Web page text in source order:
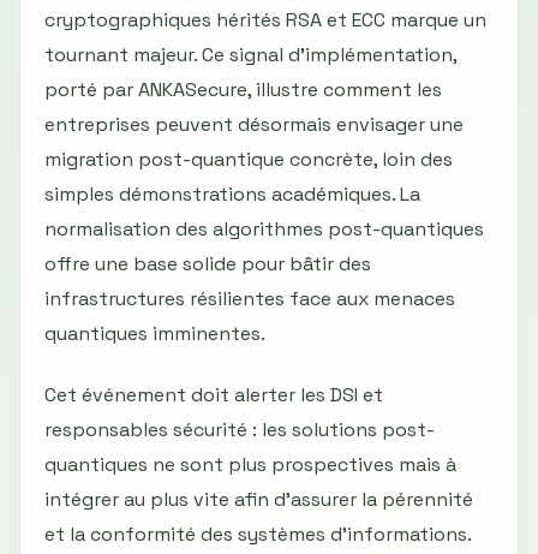
cryptographiques hérités RSA et ECC marque un
tournant majeur. Ce signal d'implémentation,
porté par ANKASecure, illustre comment les
entreprises peuvent désormais envisager une
migration post-quantique concrète, loin des
simples démonstrations académiques. La
normalisation des algorithmes post-quantiques
offre une base solide pour bâtir des
infrastructures résilientes face aux menaces
quantiques imminentes.
Cet événement doit alerter les DSI et
responsables sécurité : les solutions post-
quantiques ne sont plus prospectives mais à
intégrer au plus vite afin d’assurer la pérennité
et la conformité des systèmes d’informations.